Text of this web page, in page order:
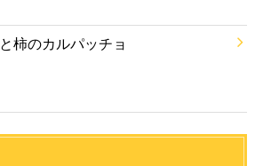
柿のカルパッチョ